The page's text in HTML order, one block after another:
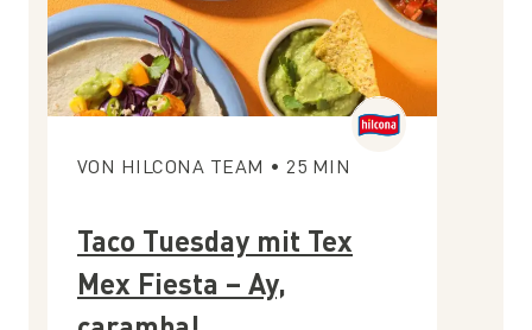
VON HILCONA TEAM •25 MIN
Taco Tuesday mit Tex
Mex Fiesta – Ay,